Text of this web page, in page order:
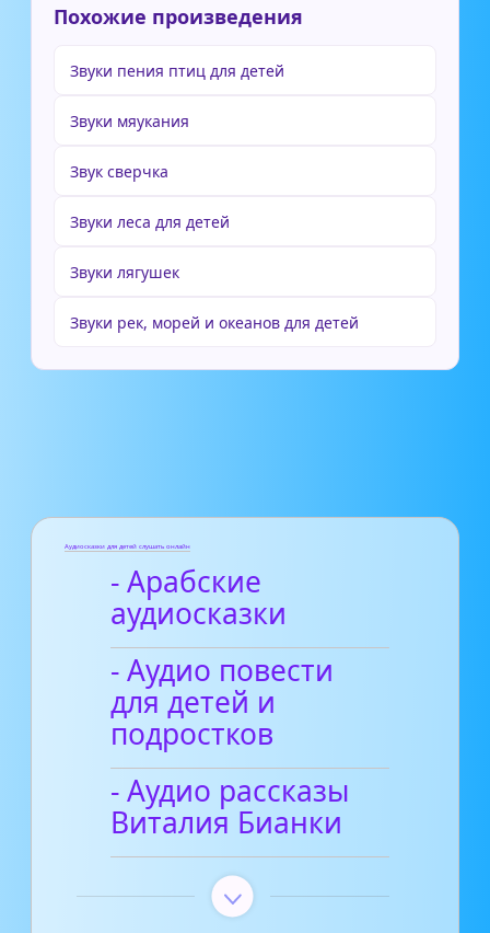
Похожие произведения
Звуки пения птиц для детей
Звуки мяукания
Звук сверчка
Звуки леса для детей
Звуки лягушек
Звуки рек, морей и океанов для детей
Аудиосказки для детей слушать онлайн
- Арабские
аудиосказки
- Аудио повести
для детей и
подростков
- Аудио рассказы
Виталия Бианки